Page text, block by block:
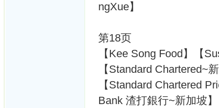
ngXue】
第18页
【Kee Song Food】【
【Standard Chartered~
【Standard Chartered
Bank 渣打銀行~新加坡】